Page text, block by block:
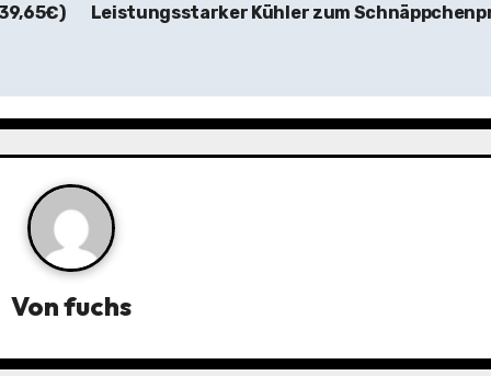
Leistungsstarker Kühler zum
Vonfuchs